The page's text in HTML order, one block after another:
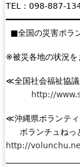
TEL：098-887-
■全国の災害ボラ
※被災各地の状況を
≪全国社会福祉協
http://
≪沖縄県ボランティ
ボランチュねっ
http://